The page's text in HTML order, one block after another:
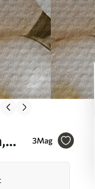
3Mag